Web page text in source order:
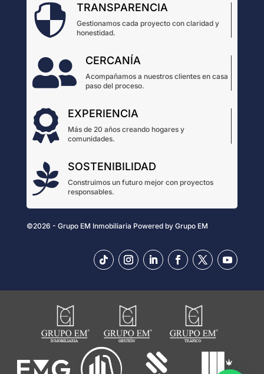
 TRANSPARENCIA
Gestionamos cada proyecto con claridad y
honestidad.
 CERCANÍA
Acompañamos a nuestros clientes en casa
paso del proceso.
 EXPERIENCIA
Más de 20 años creando hogares y
comunidades.
 SOSTENIBILIDAD
Construimos un futuro mejor con proyectos
responsables.
©2026 - Grupo EM Inmobiliaria Powered by Grupo EM